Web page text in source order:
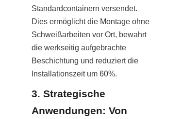
Standardcontainern versendet.
Dies ermöglicht die Montage ohne
Schweißarbeiten vor Ort, bewahrt
die werkseitig aufgebrachte
Beschichtung und reduziert die
Installationszeit um 60%.
3. Strategische
Anwendungen: Von